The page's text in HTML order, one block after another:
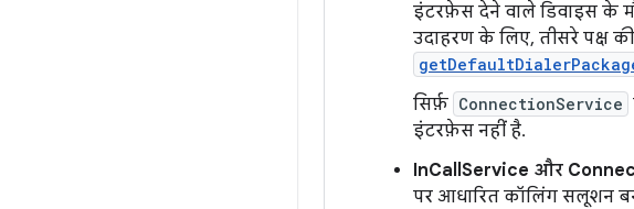
इंटरफ़ेस देने वाले डिवाइस के
उदाहरण के लिए, तीसरे पक्ष
सिर्फ़ ConnectionService
इंटरफ़ेस नहीं है.
InCallService और
पर आधारित कॉलिंग सलूशन